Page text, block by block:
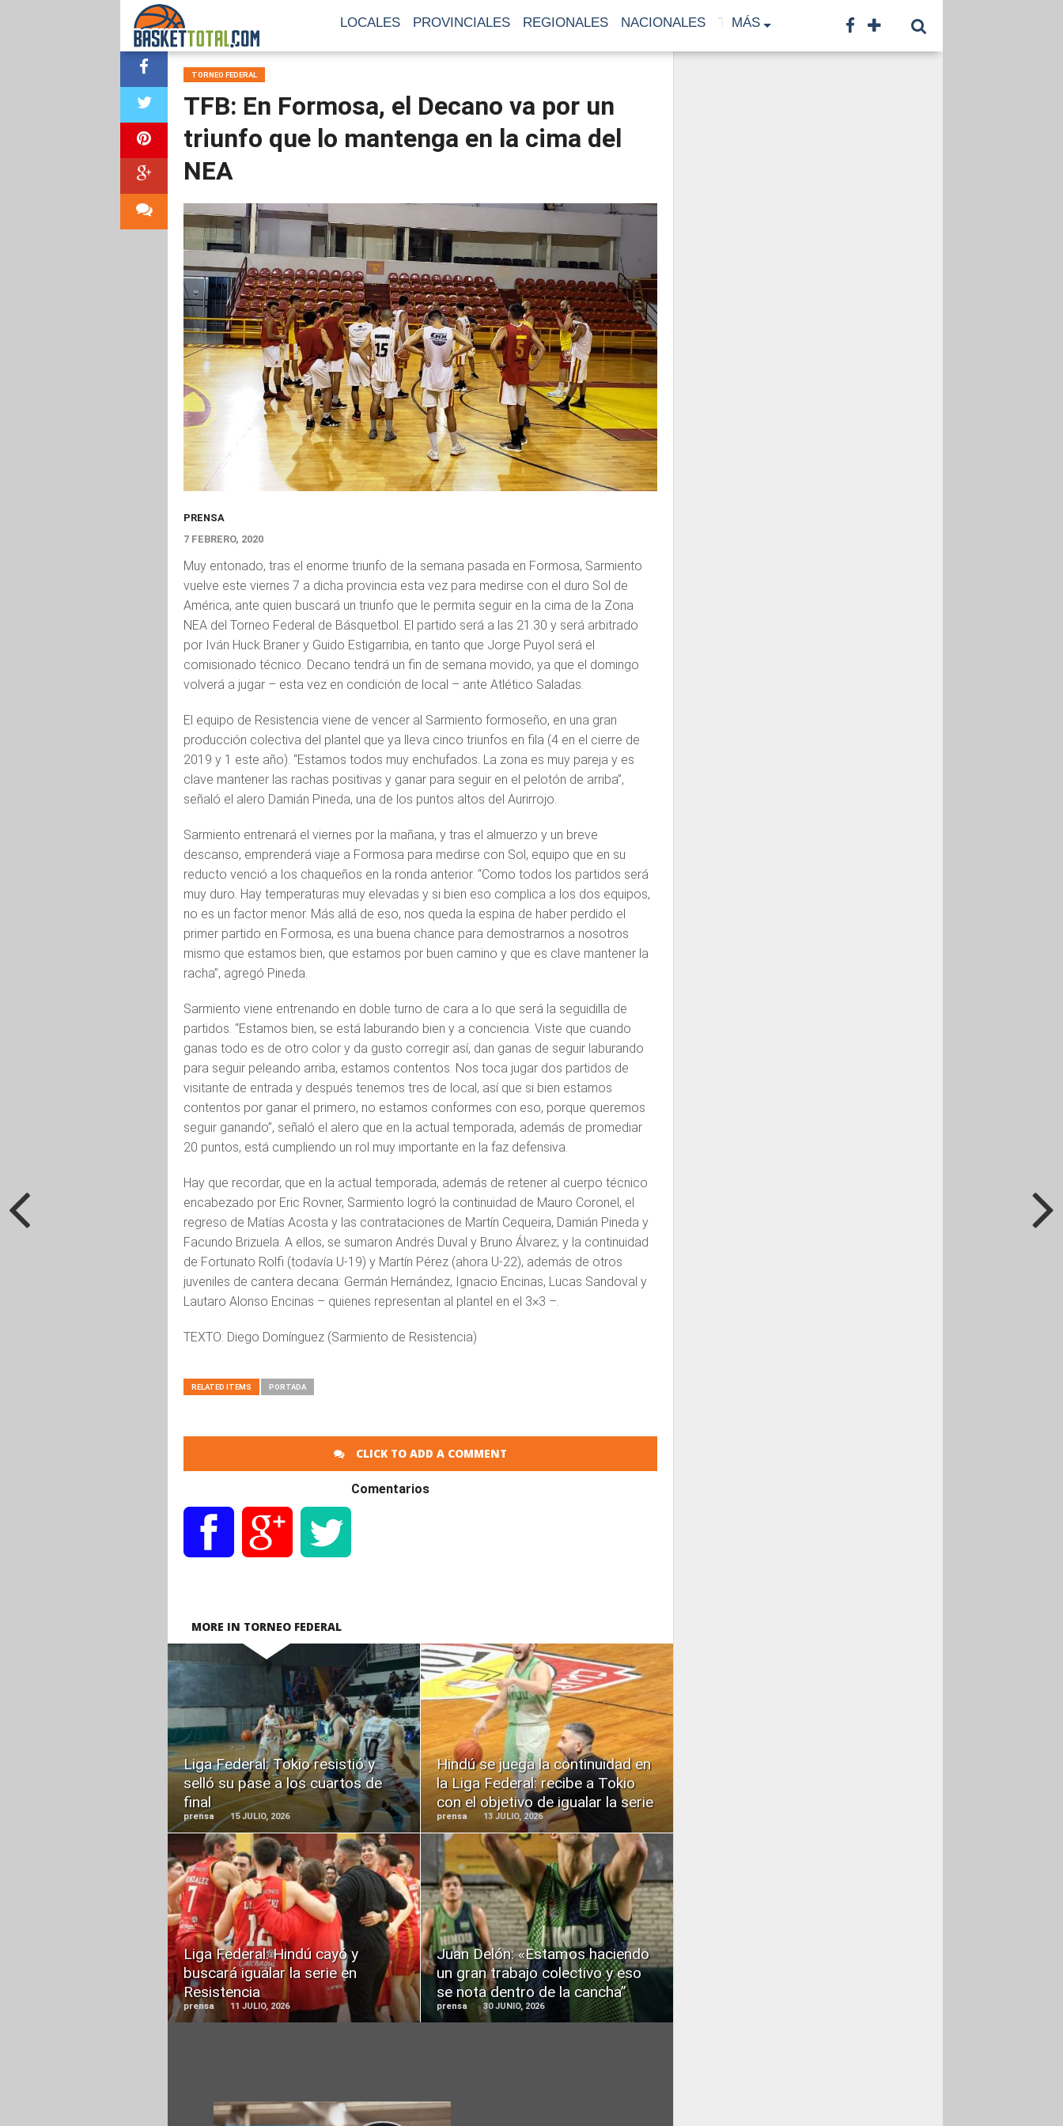
LOCALES PROVINCIALES REGIONALES NACIONALES TF TNA CONTACTO
MÁS
TORNEO FEDERAL
TFB: En Formosa, el Decano va por un
triunfo que lo mantenga en la cima del
NEA
PRENSA
7 FEBRERO, 2020
Muy entonado, tras el enorme triunfo de la semana pasada en Formosa, Sarmiento
vuelve este viernes 7 a dicha provincia esta vez para medirse con el duro Sol de
América, ante quien buscará un triunfo que le permita seguir en la cima de la Zona
NEA del Torneo Federal de Básquetbol. El partido será a las 21.30 y será arbitrado
por Iván Huck Braner y Guido Estigarribia, en tanto que Jorge Puyol será el
comisionado técnico. Decano tendrá un fin de semana movido, ya que el domingo
volverá a jugar – esta vez en condición de local – ante Atlético Saladas.
El equipo de Resistencia viene de vencer al Sarmiento formoseño, en una gran
producción colectiva del plantel que ya lleva cinco triunfos en fila (4 en el cierre de
2019 y 1 este año). “Estamos todos muy enchufados. La zona es muy pareja y es
clave mantener las rachas positivas y ganar para seguir en el pelotón de arriba”,
señaló el alero Damián Pineda, una de los puntos altos del Aurirrojo.
Sarmiento entrenará el viernes por la mañana, y tras el almuerzo y un breve
descanso, emprenderá viaje a Formosa para medirse con Sol, equipo que en su
reducto venció a los chaqueños en la ronda anterior. “Como todos los partidos será
muy duro. Hay temperaturas muy elevadas y si bien eso complica a los dos equipos,
no es un factor menor. Más allá de eso, nos queda la espina de haber perdido el
primer partido en Formosa, es una buena chance para demostrarnos a nosotros
mismo que estamos bien, que estamos por buen camino y que es clave mantener la
racha”, agregó Pineda.
Sarmiento viene entrenando en doble turno de cara a lo que será la seguidilla de
partidos. “Estamos bien, se está laburando bien y a conciencia. Viste que cuando
ganas todo es de otro color y da gusto corregir así, dan ganas de seguir laburando
para seguir peleando arriba, estamos contentos. Nos toca jugar dos partidos de
visitante de entrada y después tenemos tres de local, así que si bien estamos
contentos por ganar el primero, no estamos conformes con eso, porque queremos
seguir ganando”, señaló el alero que en la actual temporada, además de promediar
20 puntos, está cumpliendo un rol muy importante en la faz defensiva.
Hay que recordar, que en la actual temporada, además de retener al cuerpo técnico
encabezado por Eric Rovner, Sarmiento logró la continuidad de Mauro Coronel, el
regreso de Matías Acosta y las contrataciones de Martín Cequeira, Damián Pineda y
Facundo Brizuela. A ellos, se sumaron Andrés Duval y Bruno Álvarez; y la continuidad
de Fortunato Rolfi (todavía U-19) y Martín Pérez (ahora U-22), además de otros
juveniles de cantera decana: Germán Hernández, Ignacio Encinas, Lucas Sandoval y
Lautaro Alonso Encinas – quienes representan al plantel en el 3×3 –.
TEXTO: Diego Domínguez (Sarmiento de Resistencia)
RELATED ITEMS PORTADA
CLICK TO ADD A COMMENT
Comentarios
MORE IN TORNEO FEDERAL
Liga Federal: Tokio resistió y
selló su pase a los cuartos de
final
prensa 15 JULIO, 2026
READ
MORE
Hindú se juega la continuidad en
la Liga Federal: recibe a Tokio
con el objetivo de igualar la serie
prensa 13 JULIO, 2026
READ
MORE
Liga Federal: Hindú cayó y
buscará igualar la serie en
Resistencia
prensa 11 JULIO, 2026
READ
MORE
Juan Delón: «Estamos haciendo
un gran trabajo colectivo y eso
se nota dentro de la cancha”
prensa 30 JUNIO, 2026
READ
MORE